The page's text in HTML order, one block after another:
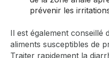
prévenir les
Il est également conseillé
aliments susceptibles de
Traiter rapidement la